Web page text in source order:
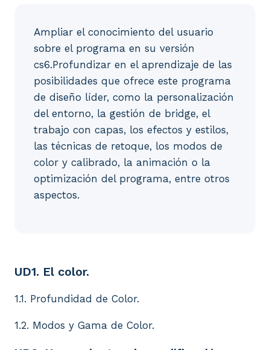
Ampliar el conocimiento del usuario
sobre el programa en su versión
cs6.Profundizar en el aprendizaje de las
posibilidades que ofrece este programa
de diseño líder, como la personalización
del entorno, la gestión de bridge, el
trabajo con capas, los efectos y estilos,
las técnicas de retoque, los modos de
color y calibrado, la animación o la
optimización del programa, entre otros
aspectos.
UD1. El color. 1.1. Profundidad de Color. 1.2.
UD1. El color.
1.1. Profundidad de Color.
1.2. Modos y Gama de Color.